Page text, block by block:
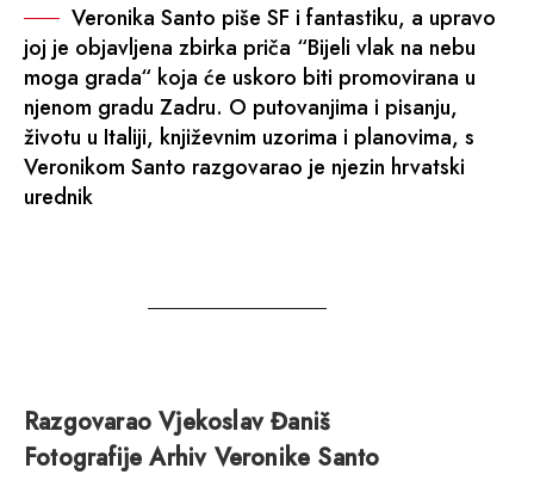
Veronika Santo piše SF i fantastiku, a upravo
joj je objavljena zbirka priča “Bijeli vlak na nebu
moga grada“ koja će uskoro biti promovirana u
njenom gradu Zadru. O putovanjima i pisanju,
životu u Italiji, književnim uzorima i planovima, s
Veronikom Santo razgovarao je njezin hrvatski
urednik
Razgovarao Vjekoslav Đaniš
Fotografije Arhiv Veronike Santo